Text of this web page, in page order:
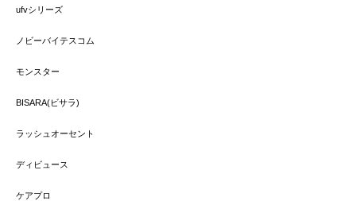
ufvシリーズ
ノビーバイテスコム
モンスター
BISARA(ビサラ)
ラッシュオーセント
ディビュース
ケアプロ